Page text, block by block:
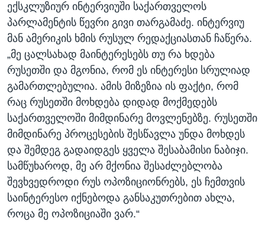
ექსკლუზიურ ინტერვიუში საქართველოს
პარლამენტის წევრი გივი თარგამაძე. ინტერვიუ
მან ამერიკის ხმის რუსულ რედაქციასთან ჩაწერა.
„მე ცალსახად მაინტერესებს თუ რა ხდება
რუსეთში და მგონია, რომ ეს ინტერესი სრულიად
გამართლებულია. ამის მიზეზია ის ფაქტი, რომ
რაც რუსეთში მოხდება დიდად მოქმედებს
საქართველოში მიმდინარე მოვლენებზე. რუსეთში
მიმდინარე პროცესების შესწავლა უნდა მოხდეს
და შემდეგ გადაიდგეს ყველა შესაბამისი ნაბიჯი.
სამწუხაროდ, მე არ მქონია შესაძლებლობა
შევხვედროდი რუს ოპოზიციონრებს, ეს ჩემთვის
საინტერესო იქნებოდა განსაკუთრებით ახლა,
როცა მე ოპოზიციაში ვარ.“